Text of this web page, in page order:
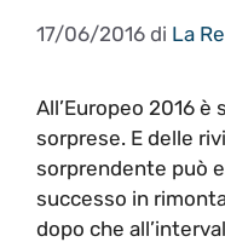
17/06/2016 di La
All’Europeo 2016
sorprese. E delle
sorprendente può
successo in
dopo che